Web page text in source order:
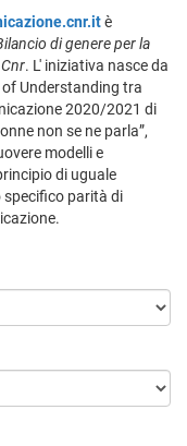
è
di genere per la
. L' iniziativa nasce da
Understanding tra
2020/2021 di
non se ne parla”,
modelli e
di uguale
specifico parità di